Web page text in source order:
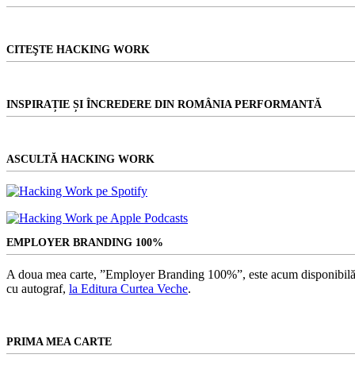
CITEŞTE HACKING WORK
INSPIRAȚIE ȘI ÎNCREDERE DIN ROMÂNIA PERFORMANTĂ
ASCULTĂ HACKING WORK
EMPLOYER BRANDING 100%
A doua mea carte, ”Employer Branding 100%”, este acum
cu autograf, la Editura Curtea Veche.
PRIMA MEA CARTE